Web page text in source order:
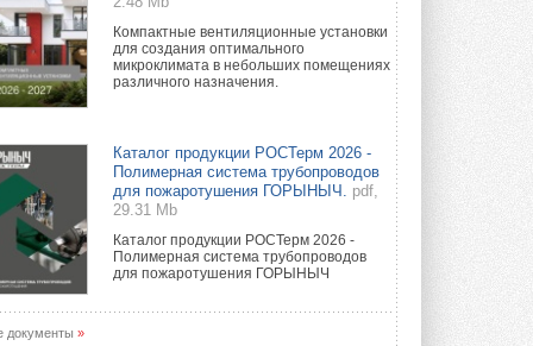
Компактные вентиляционные установки
для создания оптимального
микроклимата в небольших помещениях
различного назначения.
Каталог продукции РОСТерм 2026 -
Полимерная система трубопроводов
для пожаротушения ГОРЫНЫЧ.
pdf,
29.31 Mb
Каталог продукции РОСТерм 2026 -
Полимерная система трубопроводов
для пожаротушения ГОРЫНЫЧ
документы »